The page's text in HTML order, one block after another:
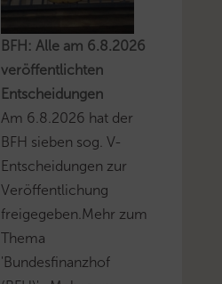
BFH: Alle am 6.8.2026
veröffentlichten
Entscheidungen
Am 6.8.2026 hat der
BFH sieben sog. V-
Entscheidungen zur
Veröffentlichung
freigegeben.Mehr zum
Thema
'Bundesfinanzhof